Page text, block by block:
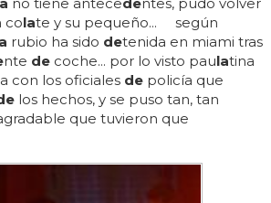
colate y su pequeño... según
rubio ha sido detenida en miami tras
nte de coche... por lo visto paulatina
con los oficiales de policía que
los hechos, y se puso tan, tan
que tuvieron que